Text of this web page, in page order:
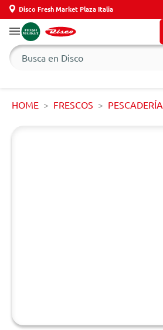
Disco Fresh Market Plaza Italia
HOME FRESCOS PESCADERÍA